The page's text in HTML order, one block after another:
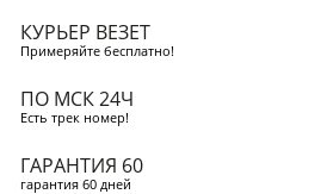
КУРЬЕР ВЕЗЕТ
Примеряйте бесплатно!
ПО МСК 24Ч
Есть трек номер!
ГАРАНТИЯ 60
гарантия 60 дней